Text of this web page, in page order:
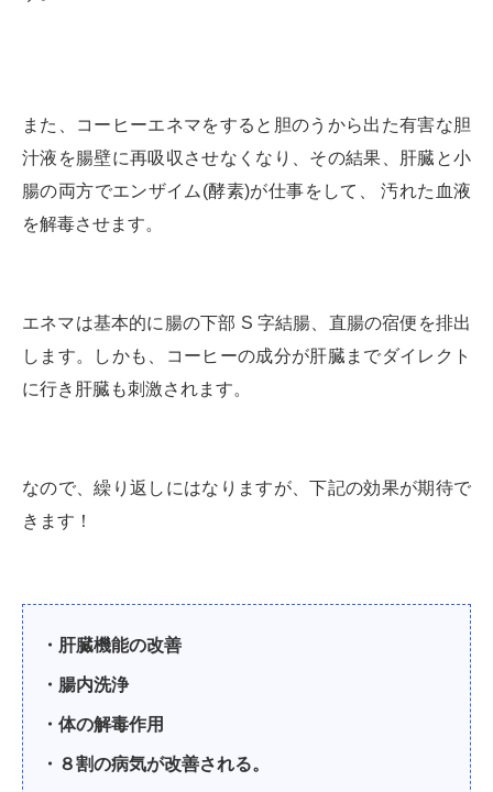
また、コーヒーエネマをすると胆のうから出た有害な胆
汁液を腸壁に再吸収させなくなり、その結果、肝臓と小
腸の両方でエンザイム(酵素)が仕事をして、 汚れた血液
を解毒させます。
エネマは基本的に腸の下部 S 字結腸、直腸の宿便を排出
します。しかも、コーヒーの成分が肝臓までダイレクト
に行き肝臓も刺激されます。
なので、繰り返しにはなりますが、下記の効果が期待で
きます！
・肝臓機能の改善
・腸内洗浄
・体の解毒作用
・８割の病気が改善される。